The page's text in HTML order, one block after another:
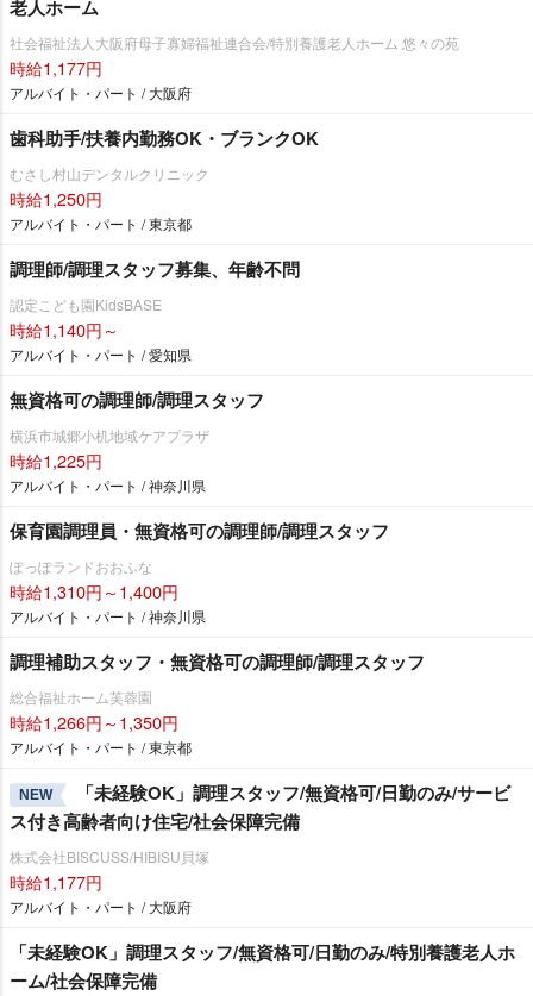
老人ホーム
社会福祉法人大阪府母子寡婦福祉連合会/特別養護老人ホーム 悠々の苑
時給1,177円
アルバイト・パート / 大阪府
歯科助手/扶養内勤務OK・ブランクOK
むさし村山デンタルクリニック
時給1,250円
アルバイト・パート / 東京都
調理師/調理スタッフ募集、年齢不問
認定こども園KidsBASE
時給1,140円～
アルバイト・パート / 愛知県
無資格可の調理師/調理スタッフ
横浜市城郷小机地域ケアプラザ
時給1,225円
アルバイト・パート / 神奈川県
保育園調理員・無資格可の調理師/調理スタッフ
ぽっぽランドおおふな
時給1,310円～1,400円
アルバイト・パート / 神奈川県
調理補助スタッフ・無資格可の調理師/調理スタッフ
総合福祉ホーム芙蓉園
時給1,266円～1,350円
アルバイト・パート / 東京都
NEW
「未経験OK」調理スタッフ/無資格可/日勤のみ/サービ
ス付き高齢者向け住宅/社会保障完備
株式会社BISCUSS/HIBISU貝塚
時給1,177円
アルバイト・パート / 大阪府
「未経験OK」調理スタッフ/無資格可/日勤のみ/特別養護老人ホ
ーム/社会保障完備